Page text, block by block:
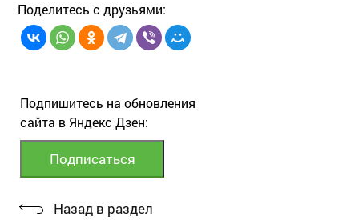
Поделитесь с друзьями:
Подпишитесь на обновления
сайта в Яндекс Дзен:
Назад в раздел